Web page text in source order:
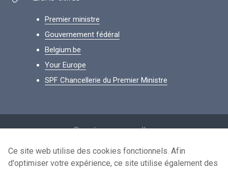
Premier ministre
Gouvernement fédéral
Belgium.be
Your Europe
SPF Chancellerie du Premier Ministre
Données personnelles
Conditions de réutilisation
Contactez-nous
Ce site web utilise des cookies fonctionnels. Afin
d'optimiser votre expérience, ce site utilise également des